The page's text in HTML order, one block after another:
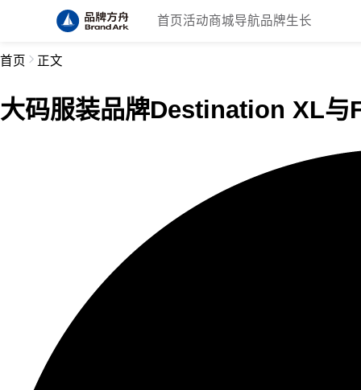
首页 活动商城导航品牌生长
首页 正文
大码服装品牌Destination XL